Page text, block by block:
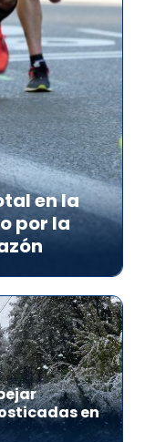
en la
por la
en